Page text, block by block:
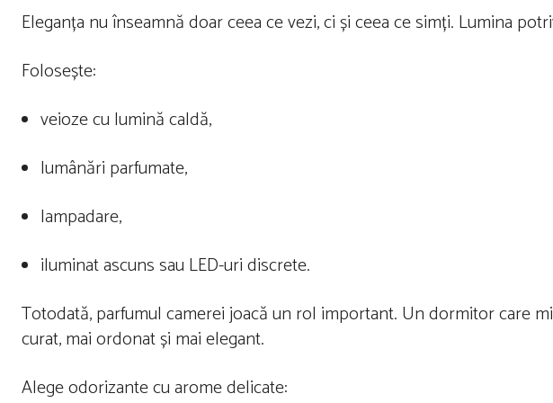
Eleganța nu înseamnă doar ceea ce vezi, ci și ceea ce simți. Lumina
Folosește:
veioze cu lumină caldă,
lumânări parfumate,
lampadare,
iluminat ascuns sau LED-uri discrete.
Totodată, parfumul camerei joacă un rol important. Un dormitor care
curat, mai ordonat și mai elegant.
Alege odorizante cu arome delicate: